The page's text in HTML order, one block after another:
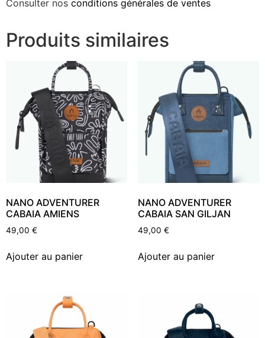
Consulter nos conditions générales de ventes
Produits similaires
NANO ADVENTURER
CABAIA AMIENS
49,00 €
Ajouter au panier
NANO ADVENTURER
CABAIA SAN GILJAN
49,00 €
Ajouter au panier